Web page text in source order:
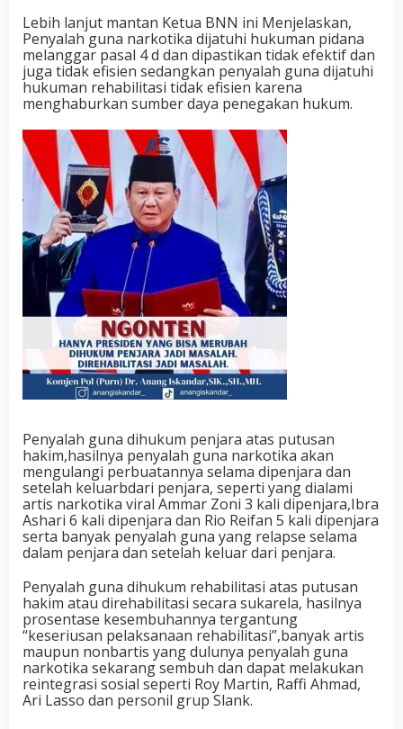
Lebih lanjut mantan Ketua BNN ini Menjelaskan,
Penyalah guna narkotika dijatuhi hukuman pidana
melanggar pasal 4 d dan dipastikan tidak efektif dan
juga tidak efisien sedangkan penyalah guna dijatuhi
hukuman rehabilitasi tidak efisien karena
menghaburkan sumber daya penegakan hukum.
Penyalah guna dihukum penjara atas putusan
hakim,hasilnya penyalah guna narkotika akan
mengulangi perbuatannya selama dipenjara dan
setelah keluarbdari penjara, seperti yang dialami
artis narkotika viral Ammar Zoni 3 kali dipenjara,Ibra
Ashari 6 kali dipenjara dan Rio Reifan 5 kali dipenjara
serta banyak penyalah guna yang relapse selama
dalam penjara dan setelah keluar dari penjara.
Penyalah guna dihukum rehabilitasi atas putusan
hakim atau direhabilitasi secara sukarela, hasilnya
prosentase kesembuhannya tergantung
“keseriusan pelaksanaan rehabilitasi”,banyak artis
maupun nonbartis yang dulunya penyalah guna
narkotika sekarang sembuh dan dapat melakukan
reintegrasi sosial seperti Roy Martin, Raffi Ahmad,
Ari Lasso dan personil grup Slank.